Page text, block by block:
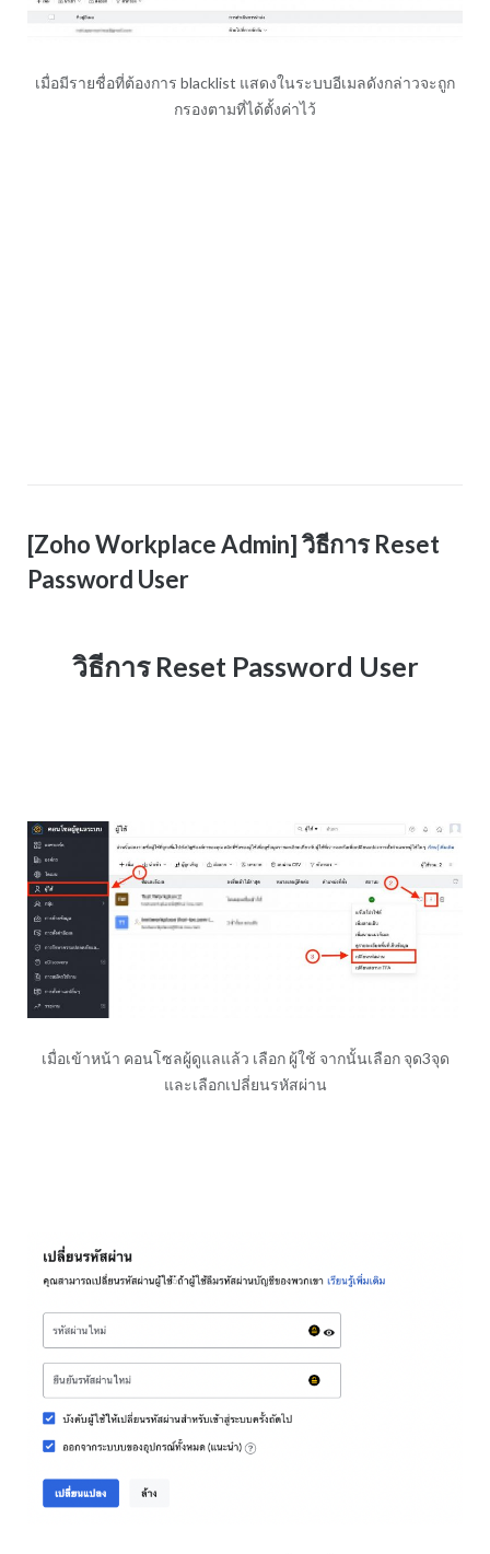
เมื่อมีรายชื่อที่ต้องการ blacklist แสดงในระบบอีเมลดังกล่าวจะถูก
กรองตามที่ได้ตั้งค่าไว้
[Zoho Workplace Admin] วิธีการ Reset
Password User
วิธีการ Reset Password User
เมื่อเข้าหน้า คอนโซลผู้ดูแลแล้ว เลือก ผู้ใช้ จากนั้นเลือก จุด3จุด
และเลือกเปลี่ยนรหัสผ่าน